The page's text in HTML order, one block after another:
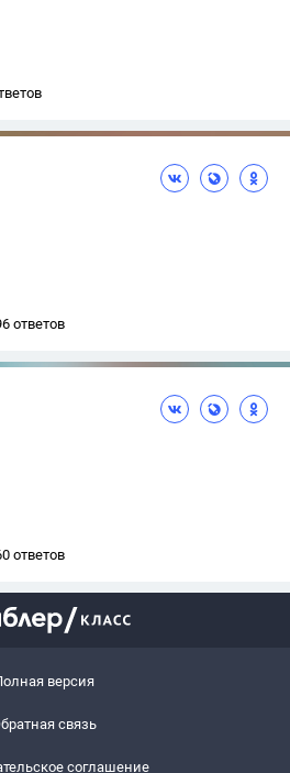
ответов
ответов
версия
связь
соглашение